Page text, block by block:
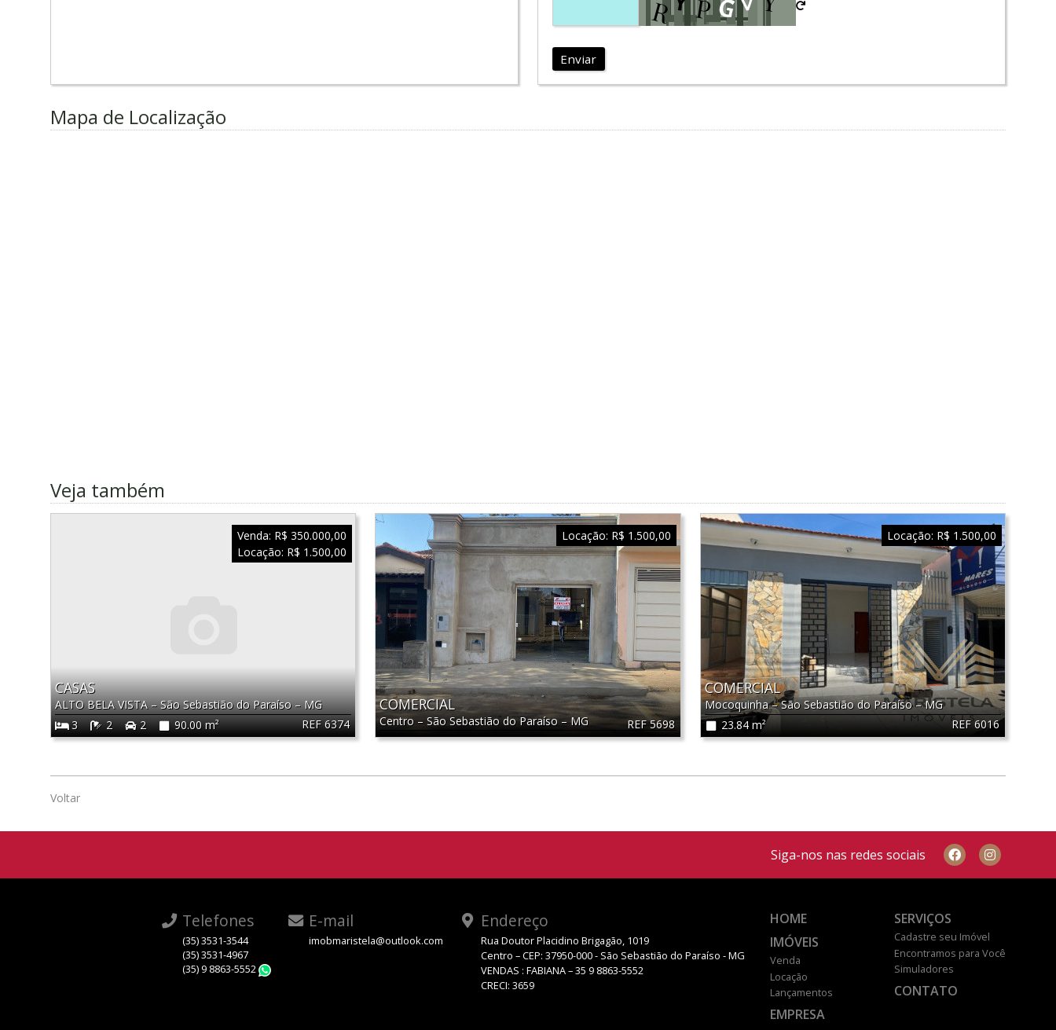
Enviar
Mapa de Localização
Veja também
REF 6374
CASAS
ALTO BELA VISTA–São Sebastião do Paraíso–MG
3
2 2 90.00 m²
Venda: R$ 350.000,00
Locação: R$ 1.500,00
REF 5698
COMERCIAL
Centro –São Sebastião do Paraíso–MG
Locação: R$ 1.500,00
REF 6016
COMERCIAL
Mocoquinha–São Sebastião do Paraíso–MG
23.84 m²
Locação: R$ 1.500,00
Voltar
Siga-nos nas redes sociais
Telefones
(35) 3531-3544
(35) 3531-4967
(35) 9 8863-5552
E-mail
imobmaristela@outlook.com
Endereço
Rua Doutor Placidino Brigagão, 1019
Centro – CEP: 37950-000 - São Sebastião do Paraíso - MG
VENDAS : FABIANA – 35 9 8863-5552
CRECI: 3659
HOME
IMÓVEIS
Venda
Locação
Lançamentos
EMPRESA
SERVIÇOS
Cadastre seu Imóvel
Encontramos para Você
Simuladores
CONTATO